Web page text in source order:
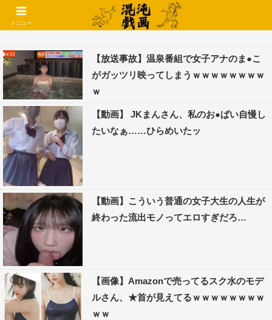
コメントでコテハン使えるようになりました🌱
【放送事故】温泉番組で女子アナのま●こ
がガッツリ映ってしまうｗｗｗｗｗｗｗｗ
ｗ
【動画】 JKまんさん、私のお●ぱい自慢し
たいなぁ……ひらめいたッ
【動画】こういう普通の女子大生の人生が
終わった流出モノってエロすぎだろ…
【画像】Amazonで売ってるスク水のモデ
ルさん、★首が見えてるｗｗｗｗｗｗｗｗ
ｗｗ
メニュー